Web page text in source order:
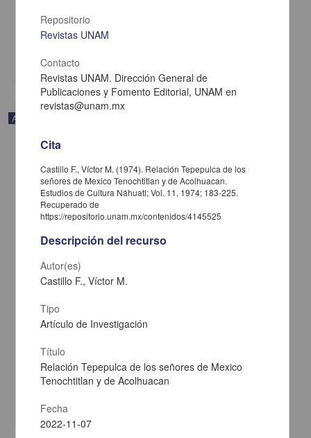
León Portilla, Miguel - Instituto de Investigaciones Históricas, UNAM
2022-11-07
Artes y Humanidades
Artículo
Exhortación de un padre a su hijo: texto recogido por Andrés de
García Quintana, Josefina - Instituto de Investigaciones Históricas,
2022-11-07
Artes y Humanidades
Repositorio
Revistas UNAM
Contacto
Revistas UNAM. Dirección General de
Publicaciones y Fomento Editorial, UNAM en
revistas@unam.mx
Cita
Castillo F., Víctor M. (1974). Relación Tepepulca de los
señores de Mexico Tenochtitlan y de Acolhuacan.
Estudios de Cultura Náhuatl; Vol. 11, 1974; 183-225.
Recuperado de
https://repositorio.unam.mx/contenidos/4145525
Descripción del recurso
Autor(es)
Castillo F., Víctor M.
Tipo
Artículo de Investigación
Título
Relación Tepepulca de los señores de Mexico
Tenochtitlan y de Acolhuacan
Fecha
2022-11-07